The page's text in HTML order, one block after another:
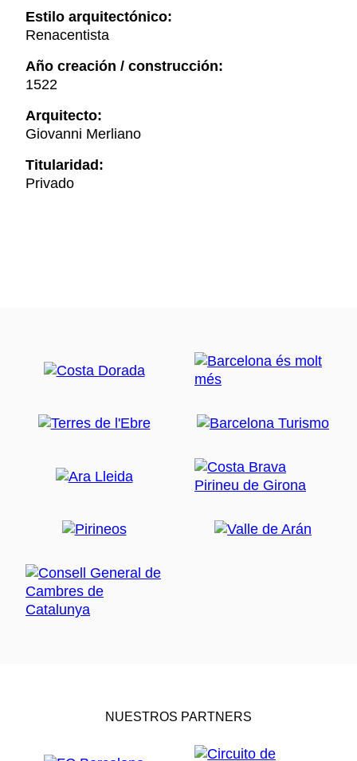
Estilo arquitectónico:
Renacentista
Año creación / construcción:
1522
Arquitecto:
Giovanni Merliano
Titularidad:
Privado
NUESTROS PARTNERS